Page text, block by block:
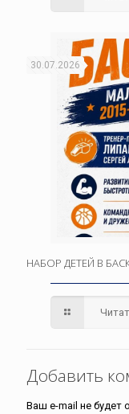
30.07.2026
НАБОР ДЕТЕЙ В
Добавить
Ваш e-mail не будет